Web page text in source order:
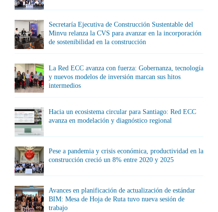
Secretaría Ejecutiva de Construcción Sustentable del
Minvu relanza la CVS para avanzar en la incorporación
de sostenibilidad en la construcción
La Red ECC avanza con fuerza: Gobernanza, tecnología
y nuevos modelos de inversión marcan sus hitos
intermedios
Hacia un ecosistema circular para Santiago: Red ECC
avanza en modelación y diagnóstico regional
Pese a pandemia y crisis económica, productividad en la
construcción creció un 8% entre 2020 y 2025
Avances en planificación de actualización de estándar
BIM: Mesa de Hoja de Ruta tuvo nueva sesión de
trabajo